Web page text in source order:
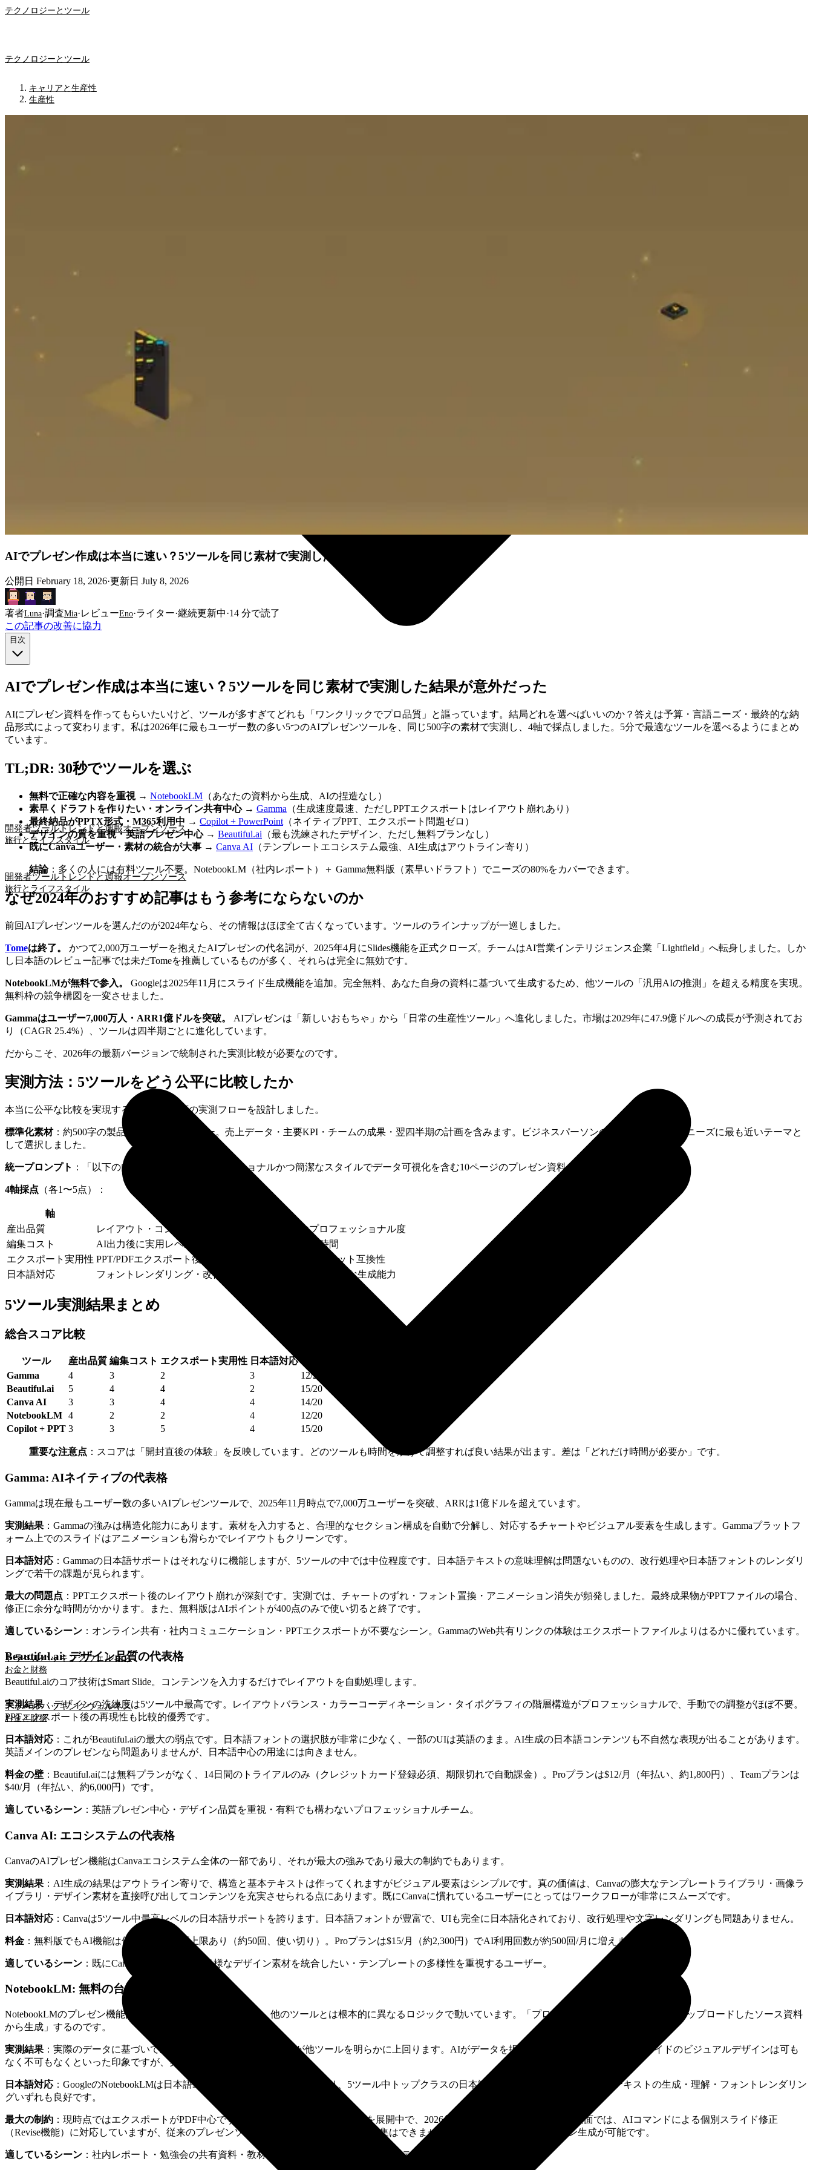
テクノロジーとツール
開発者ツールトレンドと週報オープンソース
旅行とライフスタイル
トラベルハッキングウェルネス
お金と財務
テクノロジーとツール
開発者ツールトレンドと週報オープンソース
旅行とライフスタイル
トラベルハッキングウェルネス
お金と財務
キャリアと生産性
生産性
AIでプレゼン作成は本当に速い？5ツールを同じ素材で実測した結果が意外だった
公開日 February 18, 2026·更新日 July 8, 2026
著者Luna·調査Mia· レビューEno·ライター·継続更新中·14 分で読了
この記事の改善に協力
目次
AIでプレゼン作成は本当に速い？5ツールを同じ素材で実測した結果が意外だった
AIにプレゼン資料を作ってもらいたいけど、ツールが多すぎてどれも「ワンクリックでプロ品質」と謳っています。結局どれを選べばいいのか？答えは予算・言語ニーズ・最終的な納
品形式によって変わります。私は2026年に最もユーザー数の多い5つのAIプレゼンツールを、同じ500字の素材で実測し、4軸で採点しました。5分で最適なツールを選べるようにまとめ
ています。
TL;DR: 30秒でツールを選ぶ
無料で正確な内容を重視→ NotebookLM （あなたの資料から生成、AIの捏造なし）
素早くドラフトを作りたい・オンライン共有中心→ Gamma （生成速度最速、ただしPPTエクスポートはレイアウト崩れあり）
最終納品がPPTX形式・M365利用中 → Copilot + PowerPoint （ネイティブPPT、エクスポート問題ゼロ）
デザインの質を重視・英語プレゼン中心→ Beautiful.ai （最も洗練されたデザイン、ただし無料プランなし）
既にCanvaユーザー・素材の統合が大事 → Canva AI （テンプレートエコシステム最強、AI生成はアウトライン寄り）
結論：多くの人には有料ツール不要。NotebookLM（社内レポート）＋ Gamma無料版（素早いドラフト）でニーズの80%をカバーできます。
なぜ2024年のおすすめ記事はもう参考にならないのか
前回AIプレゼンツールを選んだのが2024年なら、その情報はほぼ全て古くなっています。ツールのラインナップが一巡しました。
Tomeは終了。
かつて2,000万ユーザーを抱えたAIプレゼンの代名詞が、2025年4月にSlides機能を正式クローズ。チームはAI営業インテリジェンス企業「Lightfield」へ転身しました。しか
し日本語のレビュー記事では未だTomeを推薦しているものが多く、それらは完全に無効です。
NotebookLMが無料で参入。
Googleは2025年11月にスライド生成機能を追加。完全無料、あなた自身の資料に基づいて生成するため、他ツールの「汎用AIの推測」を超える精度を実現。
無料枠の競争構図を一変させました。
Gammaはユーザー7,000万人・ARR1億ドルを突破。
AIプレゼンは「新しいおもちゃ」から「日常の生産性ツール」へ進化しました。市場は2029年に47.9億ドルへの成長が予測されてお
り（CAGR 25.4%）、ツールは四半期ごとに進化しています。
だからこそ、2026年の最新バージョンで統制された実測比較が必要なのです。
実測方法：5ツールをどう公平に比較したか
本当に公平な比較を実現するために、以下の実測フローを設計しました。
標準化素材：約500字の製品Q4業績報告サマリー。売上データ・主要KPI・チームの成果・翌四半期の計画を含みます。ビジネスパーソンの日常的なプレゼンニーズに最も近いテーマと
して選択しました。
統一プロンプト ：「以下の内容をもとに、プロフェッショナルかつ簡潔なスタイルでデータ可視化を含む10ページのプレゼン資料を作成してください。」
4軸採点 （各1〜5点）：
軸
産出品質
レイアウト・コンテンツ構成・ビジュアル要素のプロフェッショナル度
編集コスト
AI出力後に実用レベルにするまでに必要な手動調整時間
エクスポート実用性 PPT/PDFエクスポート後のレイアウト再現性・フォーマット互換性
日本語対応
フォントレンダリング・改行処理・日本語テキストの自然な生成能力
5ツール実測結果まとめ
総合スコア比較
ツール 産出品質 編集コスト エクスポート実用性 日本語対応
Gamma
4 3 2 3
12/20
Beautiful.ai
5 4 4 2
15/20
Canva AI
3 3 4 4
14/20
NotebookLM 4 2 2 4
12/20
Copilot + PPT 3 3 5 4 15/20
重要な注意点 ：スコアは「開封直後の体験」を反映しています。どのツールも時間をかけて調整すれば良い結果が出ます。差は「どれだけ時間が必要か」です。
Gamma: AIネイティブの代表格
Gammaは現在最もユーザー数の多いAIプレゼンツールで、2025年11月時点で7,000万ユーザーを突破、ARRは1億ドルを超えています。
実測結果 ：Gammaの強みは構造化能力にあります。素材を入力すると、合理的なセクション構成を自動で分解し、対応するチャートやビジュアル要素を生成します。Gammaプラットフ
ォーム上でのスライドはアニメーションも滑らかでレイアウトもクリーンです。
日本語対応 ：Gammaの日本語サポートはそれなりに機能しますが、5ツールの中では中位程度です。日本語テキストの意味理解は問題ないものの、改行処理や日本語フォントのレンダリ
ングで若干の課題が見られます。
最大の問題点 ：PPTエクスポート後のレイアウト崩れが深刻です。実測では、チャートのずれ・フォント置換・アニメーション消失が頻発しました。最終成果物がPPTファイルの場合、
修正に余分な時間がかかります。また、無料版はAIポイントが400点のみで使い切ると終了です。
適しているシーン ：オンライン共有・社内コミュニケーション・PPTエクスポートが不要なシーン。GammaのWeb共有リンクの体験はエクスポートファイルよりはるかに優れています。
Beautiful.ai: デザイン品質の代表格
Beautiful.aiのコア技術はSmart Slide。コンテンツを入力するだけでレイアウトを自動処理します。
実測結果：デザインの洗練度は5ツール中最高です。レイアウトバランス・カラーコーディネーション・タイポグラフィの階層構造がプロフェッショナルで、手動での調整がほぼ不要。
PPTエクスポート後の再現性も比較的優秀です。
日本語対応 ：これがBeautiful.aiの最大の弱点です。日本語フォントの選択肢が非常に少なく、一部のUIは英語のまま。AI生成の日本語コンテンツも不自然な表現が出ることがあります。
英語メインのプレゼンなら問題ありませんが、日本語中心の用途には向きません。
料金の壁 ：Beautiful.aiには無料プランがなく、14日間のトライアルのみ（クレジットカード登録必須、期限切れで自動課金）。Proプランは$12/月（年払い、約1,800円）、Teamプランは
$40/月（年払い、約6,000円）です。
適しているシーン ：英語プレゼン中心・デザイン品質を重視・有料でも構わないプロフェッショナルチーム。
Canva AI: エコシステムの代表格
CanvaのAIプレゼン機能はCanvaエコシステム全体の一部であり、それが最大の強みであり最大の制約でもあります。
実測結果 ：AI生成の結果はアウトライン寄りで、構造と基本テキストは作ってくれますがビジュアル要素はシンプルです。真の価値は、Canvaの膨大なテンプレートライブラリ・画像ラ
イブラリ・デザイン素材を直接呼び出してコンテンツを充実させられる点にあります。既にCanvaに慣れているユーザーにとってはワークフローが非常にスムーズです。
日本語対応 ：Canvaは5ツール中最高レベルの日本語サポートを誇ります。日本語フォントが豊富で、UIも完全に日本語化されており、改行処理や文字レンダリングも問題ありません。
料金 ：無料版でもAI機能は使えますが生涯上限あり（約50回、使い切り）。Proプランは$15/月（約2,300円）でAI利用回数が約500回/月に増えます。
適しているシーン ：既にCanvaを使っている・多様なデザイン素材を統合したい・テンプレートの多様性を重視するユーザー。
NotebookLM: 無料の台風の目
NotebookLMのプレゼン機能は2025年末のサプライズでした。他のツールとは根本的に異なるロジックで動いています。「プロンプトから生成」ではなく「アップロードしたソース資料
から生成」するのです。
実測結果 ：実際のデータに基づいて生成するため、コンテンツ精度が他ツールを明らかに上回ります。AIがデータを捏造する心配がありません。スライドのビジュアルデザインは可も
なく不可もなくといった印象ですが、実用には十分です。
日本語対応 ：GoogleのNotebookLMは日本語ユーザーへの対応が充実しており、5ツール中トップクラスの日本語サポートを誇ります。日本語テキストの生成・理解・フォントレンダリン
グいずれも良好です。
最大の制約 ：現時点ではエクスポートがPDF中心です（GoogleはPPTXエクスポートを展開中で、2026年2月から順次提供開始）。編集面では、AIコマンドによる個別スライド修正
（Revise機能）に対応していますが、従来のプレゼンソフトのように自由にドラッグ編集はできません。無料版は1日10件のプレゼン生成が可能です。
適しているシーン ：社内レポート・勉強会の共有資料・教材など、凝ったデザインよりコンテンツの正確性が重要なシーン。